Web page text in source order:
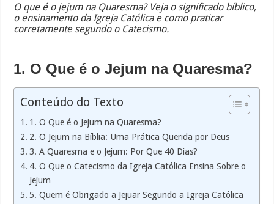
O que é o jejum na Quaresma? Veja o significado bíblico,
o ensinamento da Igreja Católica e como praticar
corretamente segundo o Catecismo.
1. O Que é o Jejum na Quaresma?
Conteúdo do Texto
1. O Que é o Jejum na Quaresma?
2. O Jejum na Bíblia: Uma Prática Querida por Deus
3. A Quaresma e o Jejum: Por Que 40 Dias?
4. O Que o Catecismo da Igreja Católica Ensina Sobre o
Jejum
5. Quem é Obrigado a Jejuar Segundo a Igreja Católica